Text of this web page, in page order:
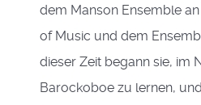
dem Manson Ensemble
of Music und dem
dieser Zeit begann sie, im
Barockoboe zu lernen,